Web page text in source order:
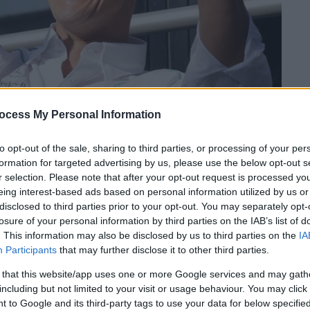
My Personal Information
opt-out of the sale, sharing to third parties, or processing of your
for targeted advertising by us, please use the below opt-out
selection. Please note that after your opt-out request is processed
interest-based ads based on personal information utilized by us
to third parties prior to your opt-out. You may separately
of your personal information by third parties on the IAB’s list of
This information may also be disclosed by us to third parties on the
Participants that may further disclose it to other third parties.
that this website/app uses one or more Google services and may
but not limited to your visit or usage behaviour. You may
to Google and its third-party tags to use your data for below
το ΕΘΝΟΣ στη Google
με την υγεία τουΜίκαελ Σουμάχερ
μυστικόστον χώρο του
σημειώθηκε τομοιραίο ατύχημαστις
και η στενή του ομάδα έχουν υψώσει ένα